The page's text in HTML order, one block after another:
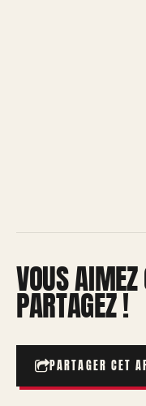
VOUS
PARTAGEZ !
PARTAGER CET